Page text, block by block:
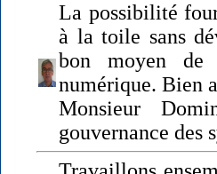
La possibilité
à la toile sans
bon moyen de
numérique. Bien
Monsieur
gouvernance des